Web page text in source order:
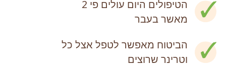
הטיפולים היום עולים פי 2
מאשר בעבר
הביטוח מאפשר לטפל אצל כל
וטרינר שרוצים